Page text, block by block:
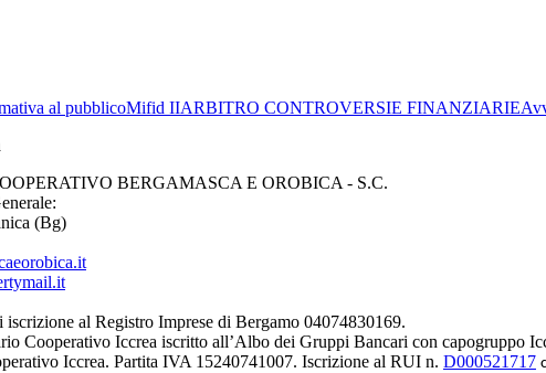
al pubblicoMifid IIARBITRO CONTROVERSIE FINANZIARIE
BERGAMASCA E OROBICA - S.C.
(Bg)
iscrizione al Registro Imprese di Bergamo 04074830169.
Cooperativo Iccrea iscritto all’Albo dei Gruppi Bancari con capogruppo
Iccrea. Partita IVA 15240741007. Iscrizione al RUI n. D000521717